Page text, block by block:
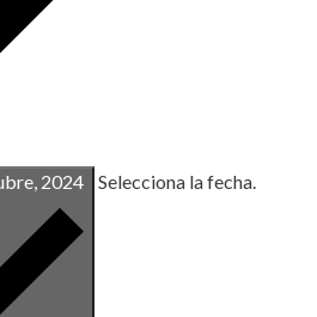
2024 Selecciona la fecha.